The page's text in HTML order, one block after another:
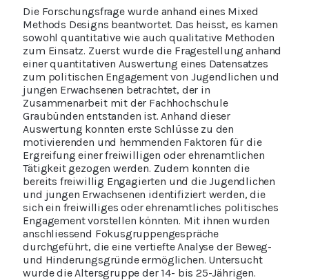
Die Forschungsfrage wurde anhand eines Mixed
Methods Designs beantwortet. Das heisst, es kamen
sowohl quantitative wie auch qualitative Methoden
zum Einsatz. Zuerst wurde die Fragestellung anhand
einer quantitativen Auswertung eines Datensatzes
zum politischen Engagement von Jugendlichen und
jungen Erwachsenen betrachtet, der in
Zusammenarbeit mit der Fachhochschule
Graubünden entstanden ist. Anhand dieser
Auswertung konnten erste Schlüsse zu den
motivierenden und hemmenden Faktoren für die
Ergreifung einer freiwilligen oder ehrenamtlichen
Tätigkeit gezogen werden. Zudem konnten die
bereits freiwillig Engagierten und die Jugendlichen
und jungen Erwachsenen identifiziert werden, die
sich ein freiwilliges oder ehrenamtliches politisches
Engagement vorstellen könnten. Mit ihnen wurden
anschliessend Fokusgruppengespräche
durchgeführt, die eine vertiefte Analyse der Beweg-
und Hinderungsgründe ermöglichen. Untersucht
wurde die Altersgruppe der 14- bis 25-Jährigen.